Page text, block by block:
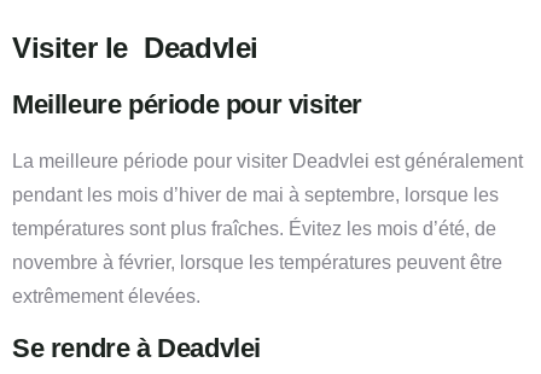
Visiter le Deadvlei
Meilleurepériodepour visiter
La meilleure période pour visiter Deadvlei est généralement
pendant les mois d’hiver de mai à septembre, lorsque les
températures sont plus fraîches. Évitez les mois d’été, de
novembre à février, lorsque les températures peuvent être
extrêmement élevées.
Se rendreàDeadvlei